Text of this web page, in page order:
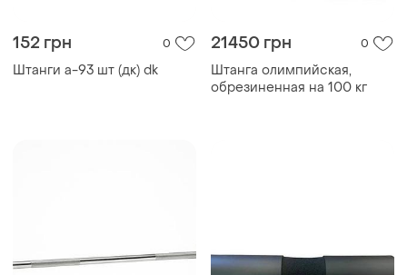
152 грн 0
Штанги а-93 шт (дк) dk
21450 грн 0
Штанга олимпийская,
обрезиненная на 100 кг